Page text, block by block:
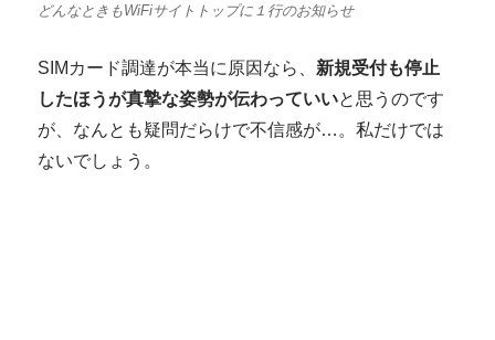
どんなときもWiFiサイトトップに１行のお知らせ
SIMカード調達が本当に原因なら、 新規受付も停止
したほうが真摯な姿勢が伝わっていいと思うのです
が、なんとも疑問だらけで不信感が…。私だけでは
ないでしょう。